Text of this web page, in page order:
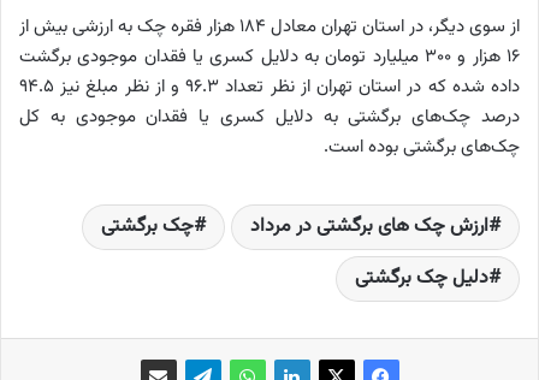
از سوی دیگر، در استان تهران معادل ۱۸۴ هزار فقره چک به ارزشی بیش از
۱۶ هزار و ۳۰۰ میلیارد تومان به دلایل کسری یا فقدان موجودی برگشت
داده شده که در استان تهران از نظر تعداد ۹۶.۳ و از نظر مبلغ نیز ۹۴.۵
درصد چک‌های برگشتی به دلایل کسری یا فقدان موجودی به کل
چک‌های برگشتی بوده است.
ارزش چک های برگشتی در مرداد
چک برگشتی
دلیل چک برگشتی